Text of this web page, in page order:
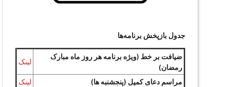
جدول بازپخش برنامه‌ها
ضیافت بر خط (ویژه برنامه هر روز ماه مبارک
رمضان)
لینک
مراسم دعای کمیل (پنجشنبه ها)
لینک